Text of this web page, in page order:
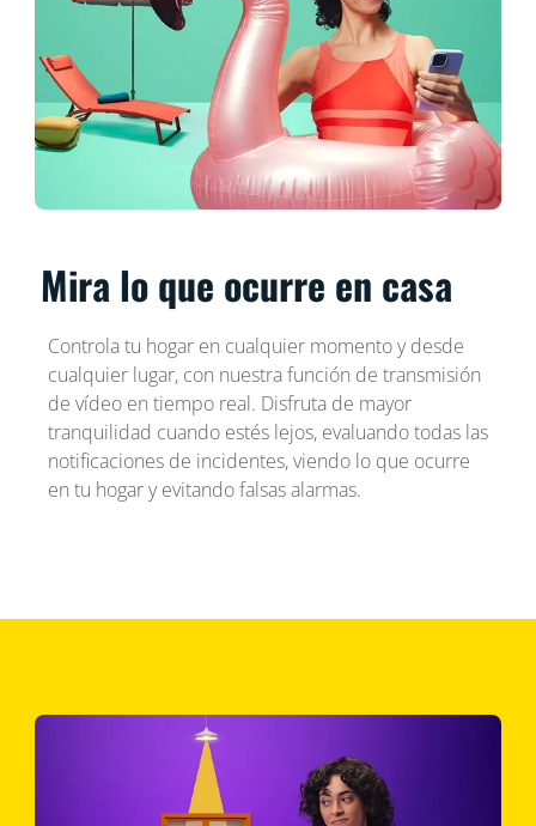
Mira lo que ocurre en casa
Controla tu hogar en cualquier momento y desde
cualquier lugar, con nuestra función de transmisión
de vídeo en tiempo real. Disfruta de mayor
tranquilidad cuando estés lejos, evaluando todas las
notificaciones de incidentes, viendo lo que ocurre
en tu hogar y evitando falsas alarmas.